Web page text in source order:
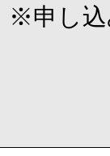
※申し込